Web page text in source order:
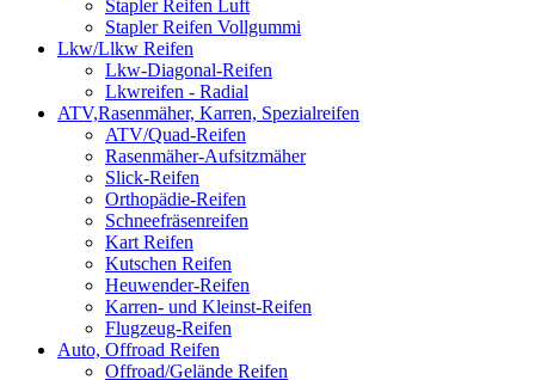
Stapler Reifen Luft
Stapler Reifen Vollgummi
Lkw/Llkw Reifen
Lkw-Diagonal-Reifen
Lkwreifen - Radial
ATV,Rasenmäher, Karren, Spezialreifen
ATV/Quad-Reifen
Rasenmäher-Aufsitzmäher
Slick-Reifen
Orthopädie-Reifen
Schneefräsenreifen
Kart Reifen
Kutschen Reifen
Heuwender-Reifen
Karren- und Kleinst-Reifen
Flugzeug-Reifen
Auto, Offroad Reifen
Offroad/Gelände Reifen